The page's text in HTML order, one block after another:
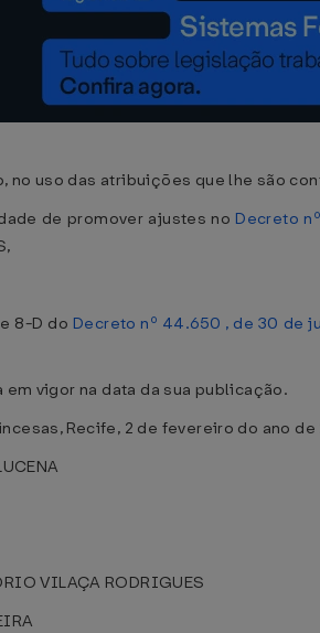
no uso das atribuições que lhe são
de promover ajustes no Decreto
8-D do Decreto nº 44.650 , de 30 de
em vigor na data da sua publicação.
Recife, 2 de fevereiro do ano
VILAÇA RODRIGUES